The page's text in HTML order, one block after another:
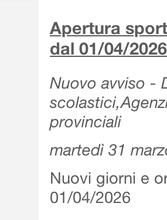
Apertura
dal 01/04/2026
Nuovo avviso -
provinciali
martedì 31
Nuovi giorni e
01/04/2026